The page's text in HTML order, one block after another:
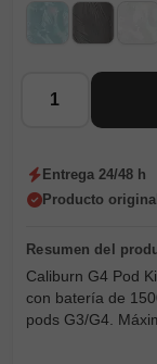
Entrega 24/48 h
Producto original
Caliburn G4 Pod
con batería de
pods G3/G4.